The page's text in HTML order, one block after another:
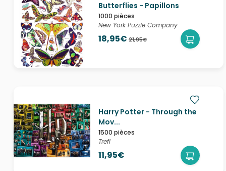
Butterflies - Papillons
1000 pièces
New York Puzzle Company
18,95€ 21,95€
Harry Potter - Through the
Mov...
1500 pièces
Trefl
11,95€